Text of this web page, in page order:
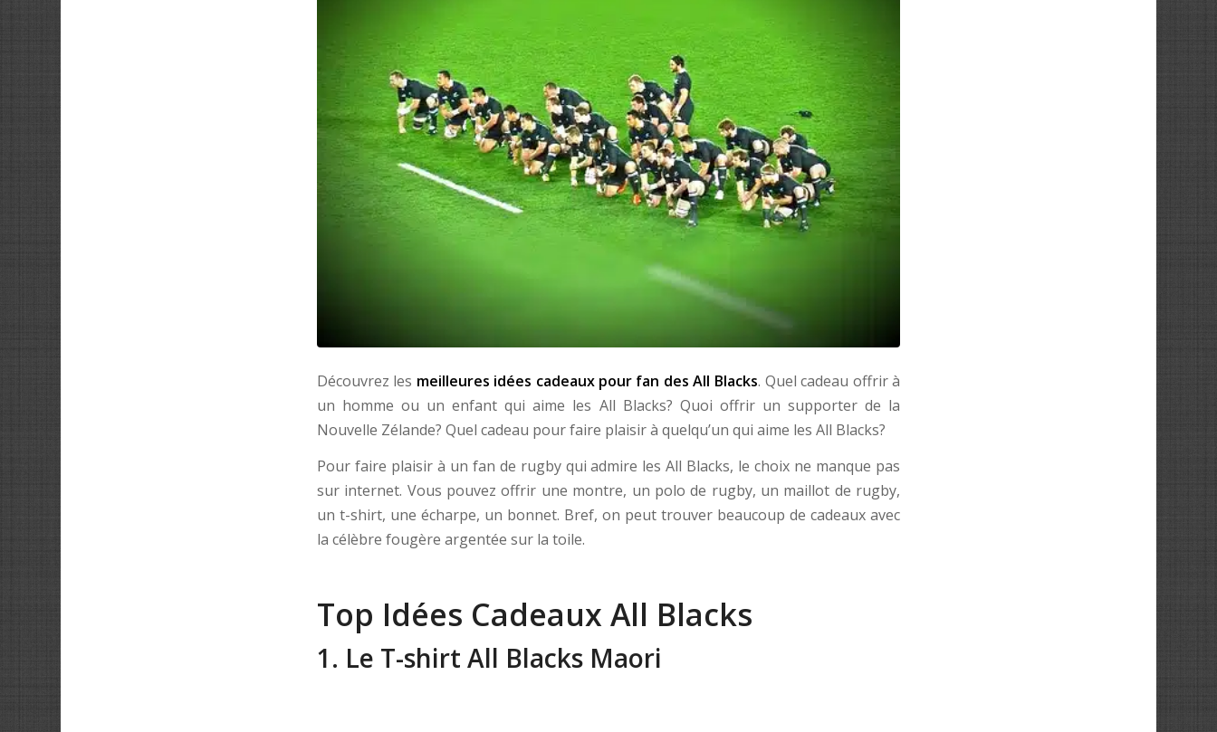
Découvrez les meilleures idées cadeaux pour fan des All Blacks. Quel cadeau offrir à
un homme ou un enfant qui aime les All Blacks? Quoi offrir un supporter de la
Nouvelle Zélande? Quel cadeau pour faire plaisir à quelqu’un qui aime les All Blacks?
Pour faire plaisir à un fan de rugby qui admire les All Blacks, le choix ne manque pas
sur internet. Vous pouvez offrir une montre, un polo de rugby, un maillot de rugby,
un t-shirt, une écharpe, un bonnet. Bref, on peut trouver beaucoup de cadeaux avec
la célèbre fougère argentée sur la toile.
Top Idées Cadeaux All Blacks
1. Le T-shirt All Blacks Maori